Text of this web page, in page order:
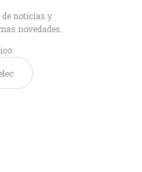
de noticias y
novedades.